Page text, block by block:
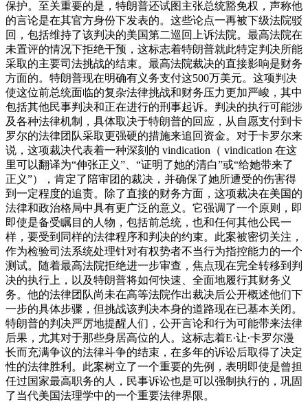
保护。至关重要的是，特朗普还试图主张总统豁免权，声称他
的言论是在其官方身份下发表的。这些论点一再被下级法院驳
回，包括维持了该判决的美国第二巡回上诉法院。最高法院在
未置评的情况下拒绝干预，这标志着特朗普就此特定判决所能
采取的主要司法挑战的结束。 最高法院裁决的直接影响是财务
方面的。特朗普现在明确有义务支付这500万美元。这项判决
使这位前总统面临的复杂法律挑战和财务压力更加严峻，其中
包括其他民事判决和正在进行的刑事起诉。判决的执行可能涉
及各种法律机制，具体取决于特朗普的回应，从自愿支付到卡
罗尔的法律团队采取更强硬的措施来追回资金。对于卡罗尔来
说，这项裁决代表着一种深刻的 vindication（ vindication 在这
里可以翻译为“伸张正义”、“证明了她的清白”或“给她带来了
正义”），肯定了陪审团的裁决，并确保了她所遭受的伤害得
到一定程度的追责。
除了直接的财务方面，这项裁决在美国的
法律和政治格局中具有更广泛的意义。它强调了一个原则，即
即使是备受瞩目的人物，包括前总统，也和任何其他公民一
样，要受到同样的法律程序和判决的约束。此案被密切关注，
作为检验司法系统处理针对有权势者不当行为指控能力的一个
测试。随着最高法院拒绝进一步审查，焦点现在完全转移到判
决的执行上，以及特朗普将如何快速、全面地履行其财务义
务。他的法律团队尚未在高等法院作出裁决后公开概述他们下
一步的具体步骤，但挑战该判决本身的道路现在已基本关闭。
特朗普的判决严厉地提醒人们，公开言论和行为可能带来法律
后果，尤其对于那些身居高位的人。这标志着E·让·卡罗尔漫
长而充满争议的法律斗争的结束，在多年的诉讼后取得了决定
性的法律胜利。此案树立了一个重要的先例，表明即使是曾担
任过国家最高职务的人，民事诉讼也是可以强制执行的，巩固
了当代美国法理学中的一个重要法律界限。